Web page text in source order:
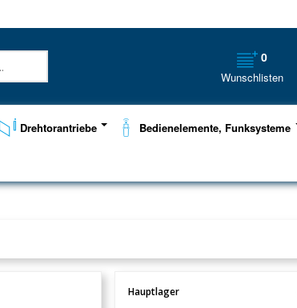
0
Wunschlisten
Drehtorantriebe Bedienelemente, Funksysteme
Hauptlager